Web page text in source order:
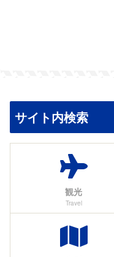
サイト内検索
観光
Travel